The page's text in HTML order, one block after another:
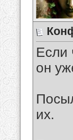
Если
он
их.